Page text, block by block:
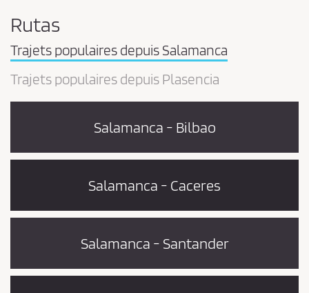
Rutas
Trajets populaires depuis Salamanca
Trajets populaires depuis Plasencia
Salamanca - Bilbao
Salamanca - Caceres
Salamanca - Santander